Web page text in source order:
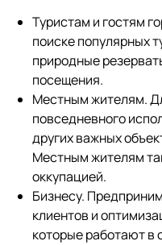
Туристам и гостям
поиске популярных
природные
посещения.
Местным жителям.
повседневного
других важных
Местным жителям
оккупацией.
Бизнесу.
клиентов и
которые работают в